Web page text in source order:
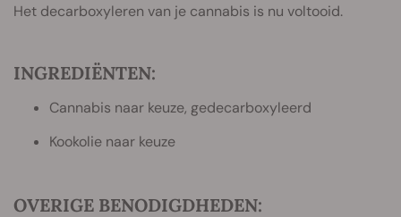
Het decarboxyleren van je cannabis is nu voltooid.
INGREDIËNTEN:
Cannabis naar keuze, gedecarboxyleerd
Kookolie naar keuze
OVERIGE BENODIGDHEDEN: